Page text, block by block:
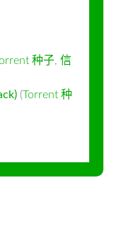
种子, 信
(Torrent 种